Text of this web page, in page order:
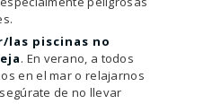
las piscinas no
. En verano, a todos
en el mar o relajarnos
de no llevar